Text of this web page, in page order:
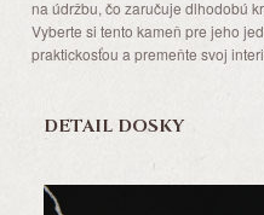
na údržbu, čo zaručuje dlhodobú
Vyberte si tento kameň pre jeho
praktickosťou a premeňte svoj
DETAIL DOSKY